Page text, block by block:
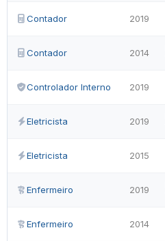
Contador 2019
Contador 2014
Controlador Interno 2019
Eletricista 2019
Eletricista 2015
Enfermeiro 2019
Enfermeiro 2014